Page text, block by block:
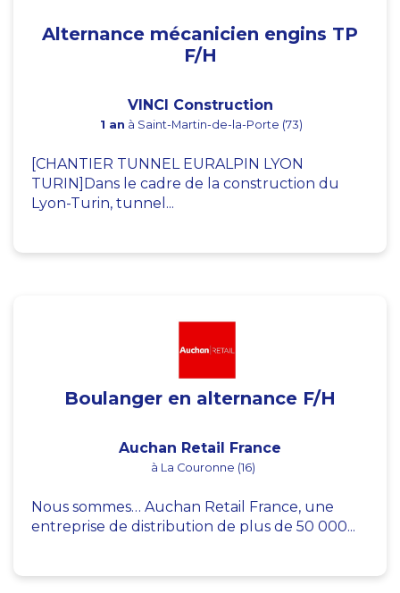
Alternance mécanicien engins TP
F/H
VINCI Construction
1 an à Saint-Martin-de-la-Porte (73)
[CHANTIER TUNNEL EURALPIN LYON
TURIN]Dans le cadre de la construction du
Lyon-Turin, tunnel...
Boulanger en alternance F/H
Auchan Retail France
à La Couronne (16)
Nous sommes… Auchan Retail France, une
entreprise de distribution de plus de 50 000...